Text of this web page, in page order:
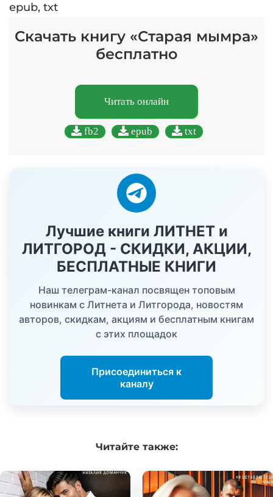
epub, txt
Скачать книгу «Старая мымра»
бесплатно
Читать онлайн
fb2 epub txt
Лучшие книги ЛИТНЕТ и
ЛИТГОРОД - СКИДКИ, АКЦИИ,
БЕСПЛАТНЫЕ КНИГИ
Наш телеграм-канал посвящен топовым
новинкам с Литнета и Литгорода, новостям
авторов, скидкам, акциям и бесплатным книгам
с этих площадок
Присоединиться к
каналу
Читайтетакже: